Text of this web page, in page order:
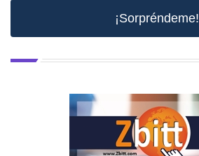
¡Sorpréndeme!